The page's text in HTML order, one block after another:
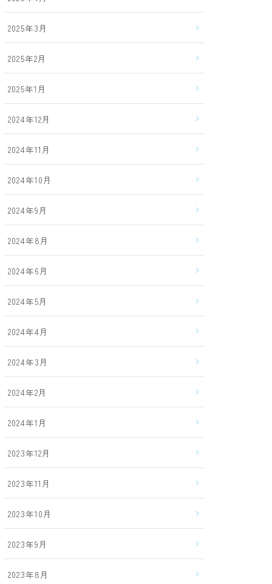
2025年3月
2025年2月
2025年1月
2024年12月
2024年11月
2024年10月
2024年9月
2024年8月
2024年6月
2024年5月
2024年4月
2024年3月
2024年2月
2024年1月
2023年12月
2023年11月
2023年10月
2023年9月
2023年8月